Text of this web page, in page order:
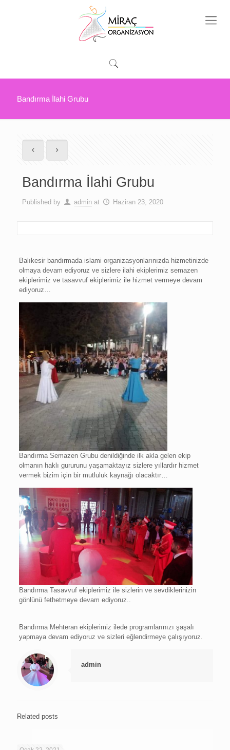
Bandırma İlahi Grubu
Bandırma İlahi Grubu
Published by admin at Haziran 23, 2020
Balıkesir bandırmada islami organizasyonlarınızda hizmetinizde
olmaya devam ediyoruz ve sizlere ilahi ekiplerimiz semazen
ekiplerimiz ve tasavvuf ekiplerimiz ile hizmet vermeye devam
ediyoruz…
Bandırma Semazen Grubu denildiğinde ilk akla gelen ekip
olmanın haklı gururunu yaşamaktayız sizlere yıllardır hizmet
vermek bizim için bir mutluluk kaynağı olacaktır…
Bandırma Tasavvuf ekiplerimiz ile sizlerin ve sevdiklerinizin
gönlünü fethetmeye devam ediyoruz..
Bandırma Mehteran ekiplerimiz ilede programlarınızı şaşalı
yapmaya devam ediyoruz ve sizleri eğlendirmeye çalışıyoruz.
admin
Related posts